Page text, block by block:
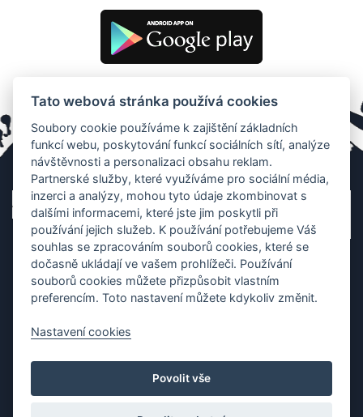
Copyright (c) 2010 - 2026
, created
Tato webová stránka používá cookies
Soubory cookie používáme k zajištění základních
funkcí webu, poskytování funkcí sociálních sítí, analýze
návštěvnosti a personalizaci obsahu reklam.
Partnerské služby, které využíváme pro sociální média,
inzerci a analýzy, mohou tyto údaje zkombinovat s
dalšími informacemi, které jste jim poskytli při
používání jejich služeb. K používání potřebujeme Váš
souhlas se zpracováním souborů cookies, které se
dočasně ukládají ve vašem prohlížeči. Používání
souborů cookies můžete přizpůsobit vlastním
preferencím. Toto nastavení můžete kdykoliv změnit.
Nastavení cookies
Povolit vše